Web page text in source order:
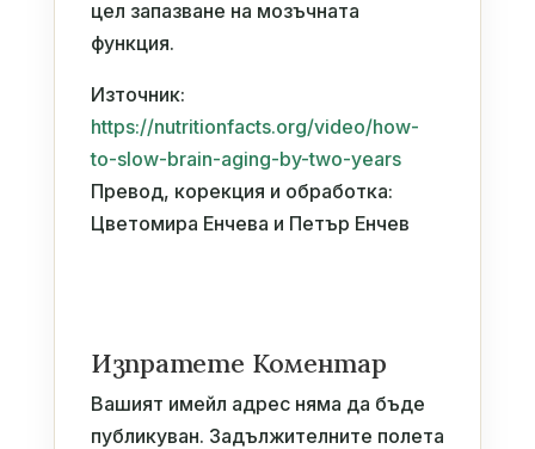
цел запазване на мозъчната
функция.
Източник:
https://nutritionfacts.org/video/how-
to-slow-brain-aging-by-two-years
Превод, корекция и обработка:
Цветомира Енчева и Петър Енчев
Изпратете Коментар
Вашият имейл адрес няма да бъде
публикуван. Задължителните полета